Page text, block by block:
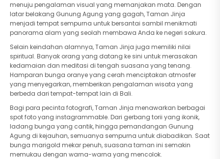
menuju pengalaman visual yang memanjakan mata. Dengan
latar belakang Gunung Agung yang gagah, Taman Jinja
menjadi tempat sempurna untuk bersantai sambil menikmati
panorama alam yang seolah membawa Anda ke negeri sakura.
Selain keindahan alamnya, Taman Jinja juga memiliki nilai
spiritual. Banyak orang yang datang ke sini untuk merasakan
kedamaian dan meditasi di tengah suasana yang tenang.
Hamparan bunga oranye yang cerah menciptakan atmosfer
yang menyegarkan, memberikan pengalaman wisata yang
berbeda dari tempat-tempat lain di Bali.
Bagi para pecinta fotografi, Taman Jinja menawarkan berbagai
spot foto yang instagrammable. Dari gerbang torii yang ikonik,
ladang bunga yang cantik, hingga pemandangan Gunung
Agung di kejauhan, semuanya sempurna untuk diabadikan. Saat
bunga marigold mekar penuh, suasana taman ini semakin
memukau dengan warna-warna yang mencolok.